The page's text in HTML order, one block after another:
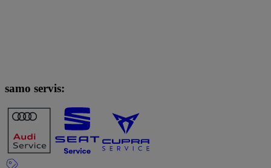
samo servis: